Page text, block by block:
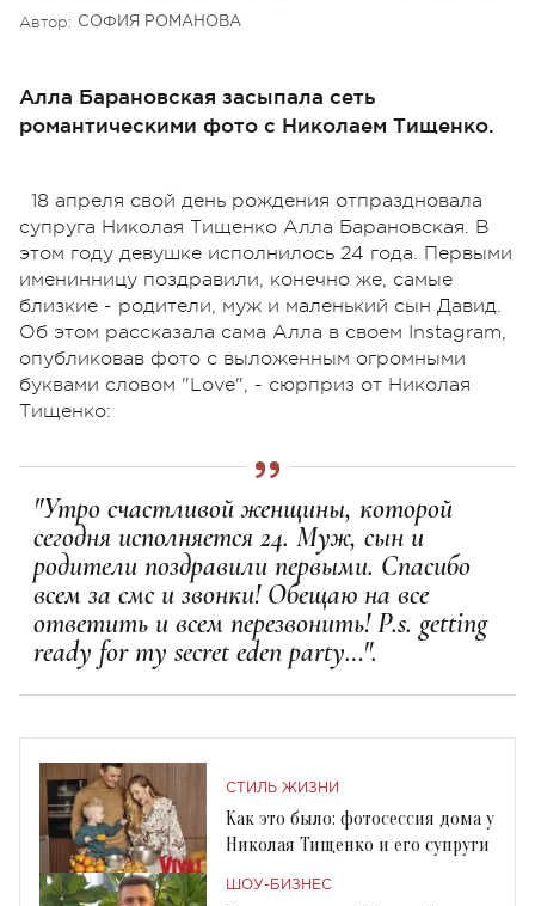
Автор: СОФИЯ РОМАНОВА
Алла Барановская засыпала сеть
романтическими фото с Николаем Тищенко.
18 апреля свой день рождения отпраздновала
супруга Николая Тищенко Алла Барановская. В
этом году девушке исполнилось 24 года. Первыми
именинницу поздравили, конечно же, самые
близкие - родители, муж и маленький сын Давид.
Об этом рассказала сама Алла в своем Instagram,
опубликовав фото с выложенным огромными
буквами словом "Love", - сюрприз от Николая
Тищенко:
"Утро счастливой женщины, которой
сегодня исполняется 24. Муж, сын и
родители поздравили первыми. Спасибо
всем за смс и звонки! Обещаю на все
ответить и всем перезвонить! P.s. getting
ready for my secret eden party…".
СТИЛЬ ЖИЗНИ
Как это было: фотосессия дома у
Николая Тищенко и его супруги
ШОУ-БИЗНЕС